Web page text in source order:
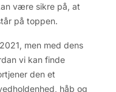
være sikre på, at
på toppen.
men med dens
vi kan finde
den et
håb og